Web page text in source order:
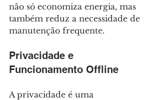
não só economiza energia, mas
também reduz a necessidade de
manutenção frequente.
Privacidade e
Funcionamento Offline
A privacidade é uma